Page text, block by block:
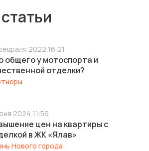
2022 16:21
общего у мотоспорта и
отделки?
2024 11:56
цен на квартиры с
в ЖК «Ялав»
Нового города